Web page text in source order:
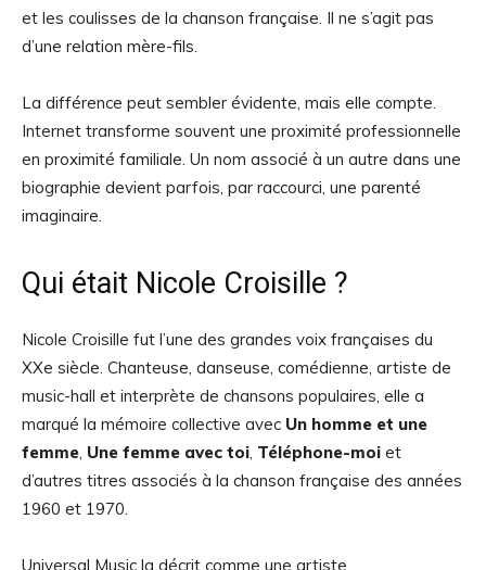
et les coulisses de la chanson française. Il ne s’agit pas
d’une relation mère-fils.
La différence peut sembler évidente, mais elle compte.
Internet transforme souvent une proximité professionnelle
en proximité familiale. Un nom associé à un autre dans une
biographie devient parfois, par raccourci, une parenté
imaginaire.
Qui était Nicole Croisille ?
Nicole Croisille fut l’une des grandes voix françaises du
XXe siècle. Chanteuse, danseuse, comédienne, artiste de
music-hall et interprète de chansons populaires, elle a
marqué la mémoire collective avec Un homme et une
femme, Une femme avec toi, Téléphone-moi et
d’autres titres associés à la chanson française des années
1960 et 1970.
Universal Music la décrit comme une artiste